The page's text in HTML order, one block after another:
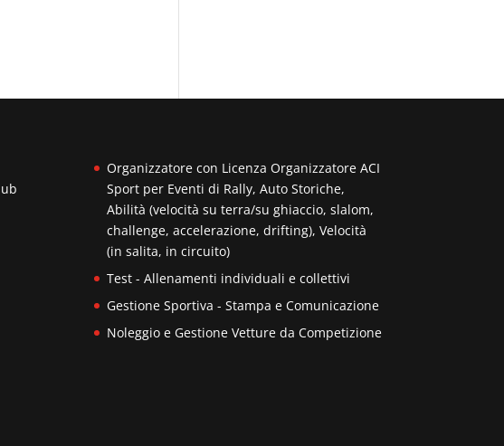
Organizzatore con Licenza Organizzatore ACI
Sport per Eventi di Rally, Auto Storiche,
Abilità (velocità su terra/su ghiaccio, slalom,
challenge, accelerazione, drifting), Velocità
(in salita, in circuito)
Test - Allenamenti individuali e collettivi
Gestione Sportiva - Stampa e Comunicazione
Noleggio e Gestione Vetture da Competizione